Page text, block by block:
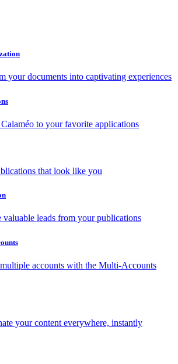
your documents into captivating experiences
to your favorite applications
that look like you
valuable leads from your publications
accounts with the Multi-Accounts
your content everywhere, instantly